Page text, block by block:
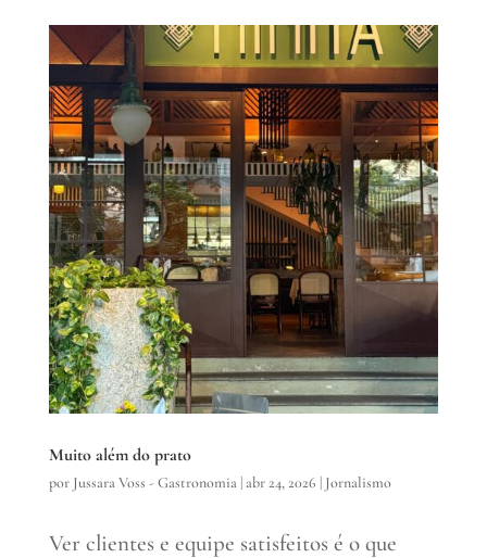
Muito além do prato
por Jussara Voss - Gastronomia|abr 24, 2026 | Jornalismo
Ver clientes e equipe satisfeitos é o que